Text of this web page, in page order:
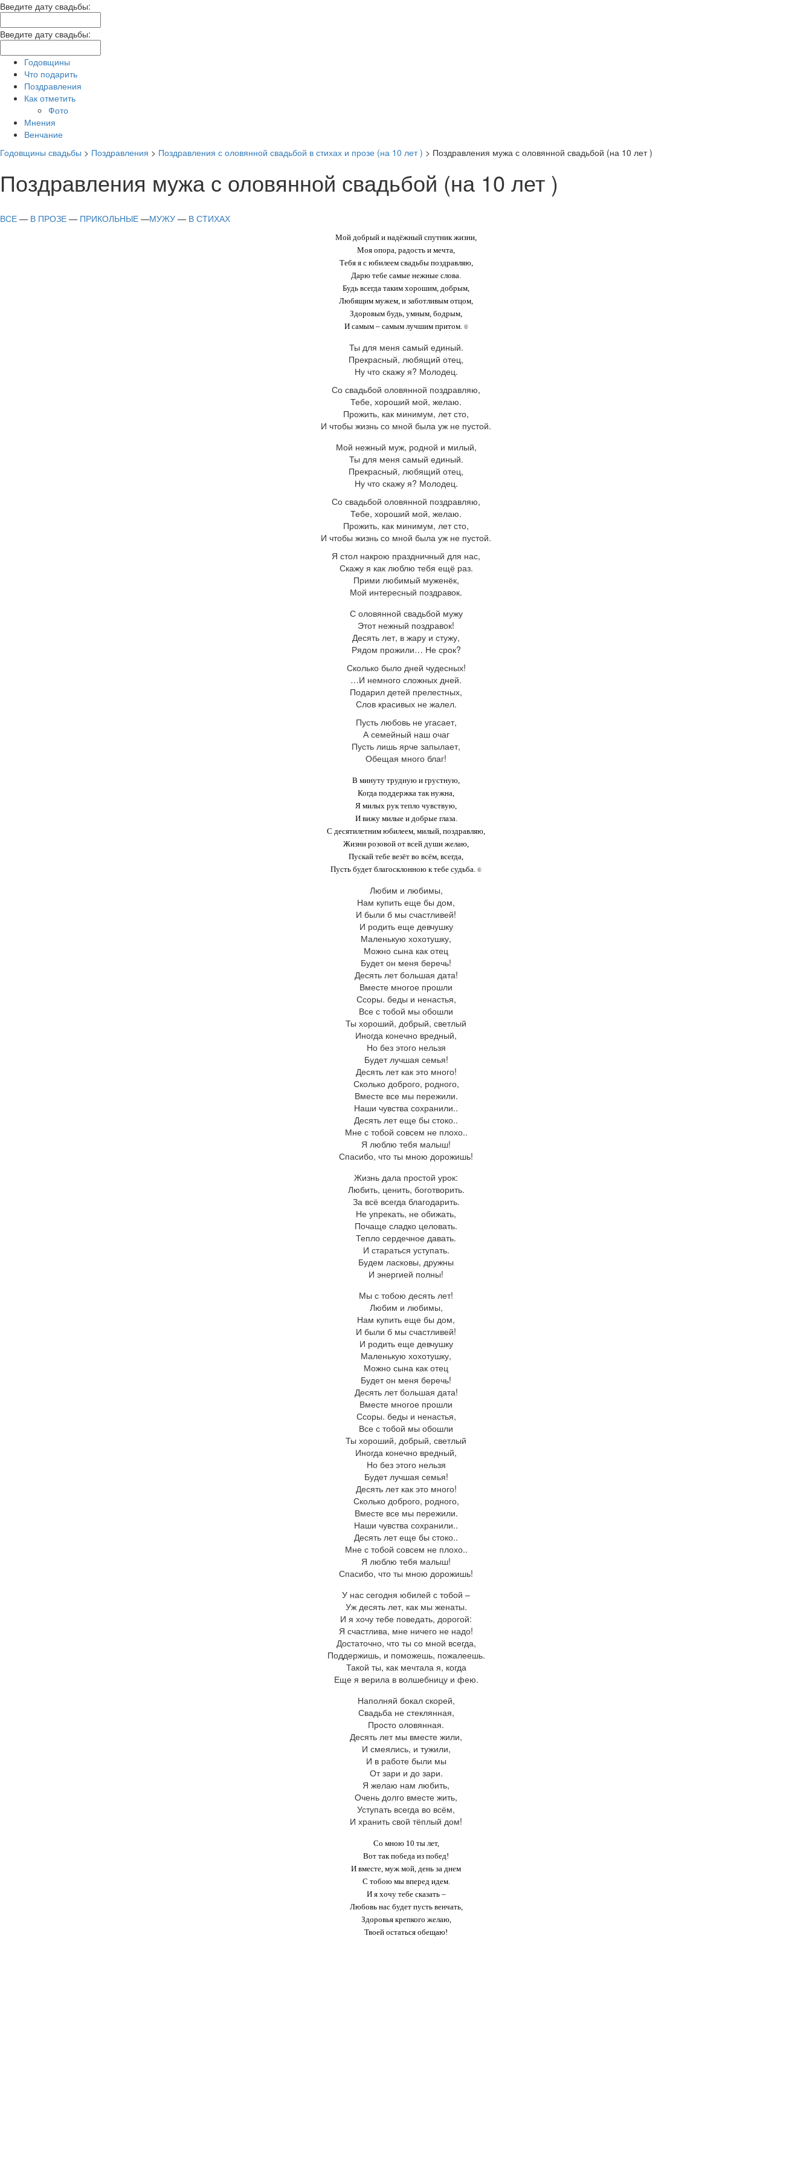
Введите дату свадьбы:
Введите дату свадьбы:
Годовщины
Что подарить
Поздравления
Как отметить
Фото
Мнения
Венчание
Годовщины свадьбы > Поздравления > Поздравления с оловянной свадьбой в стихах и прозе (на 10 лет ) > Поздравления мужа с оловянной свадьбой (на 10 лет )
Поздравления мужа с оловянной свадьбой (на 10 лет )
ВСЕ — В ПРОЗЕ — ПРИКОЛЬНЫЕ —МУЖУ — В СТИХАХ
Мой добрый и надёжный спутник жизни,
Моя опора, радость и мечта,
Тебя я с юбилеем свадьбы поздравляю,
Дарю тебе самые нежные слова.
Будь всегда таким хорошим, добрым,
Любящим мужем, и заботливым отцом,
Здоровым будь, умным, бодрым,
И самым – самым лучшим притом. ©
Ты для меня самый единый.
Прекрасный, любящий отец,
Ну что скажу я? Молодец.
Со свадьбой оловянной поздравляю,
Тебе, хороший мой, желаю.
Прожить, как минимум, лет сто,
И чтобы жизнь со мной была уж не пустой.
Мой нежный муж, родной и милый,
Ты для меня самый единый.
Прекрасный, любящий отец,
Ну что скажу я? Молодец.
Со свадьбой оловянной поздравляю,
Тебе, хороший мой, желаю.
Прожить, как минимум, лет сто,
И чтобы жизнь со мной была уж не пустой.
Я стол накрою праздничный для нас,
Скажу я как люблю тебя ещё раз.
Прими любимый муженёк,
Мой интересный поздравок.
Соловянной свадьбой мужу
Этот нежный поздравок!
Десять лет, в жару и стужу,
Рядом прожили… Не срок?
Сколько было дней чудесных!
…И немного сложных дней.
Подарил детей прелестных,
Слов красивых не жалел.
Пусть любовь не угасает,
А семейный наш очаг
Пусть лишь ярче запылает,
Обещая много благ!
В минуту трудную и грустную,
Когда поддержка так нужна,
Я милых рук тепло чувствую,
И вижу милые и добрые глаза.
С десятилетним юбилеем, милый, поздравляю,
Жизни розовой от всей души желаю,
Пускай тебе везёт во всём, всегда,
Пусть будет благосклонною к тебе судьба. ©
Любим и любимы,
Нам купить еще бы дом,
И были б мы счастливей!
И родить еще девчушку
Маленькую хохотушку,
Можно сына как отец
Будет он меня беречь!
Десять лет большая дата!
Вместе многое прошли
Ссоры. беды и ненастья,
Все с тобой мы обошли
Ты хороший, добрый, светлый
Иногда конечно вредный,
Но без этого нельзя
Будет лучшая семья!
Десять лет как это много!
Сколько доброго, родного,
Вместе все мы пережили.
Наши чувства сохранили..
Десять лет еще бы стоко..
Мне с тобой совсем не плохо..
Я люблю тебя малыш!
Спасибо, что ты мною дорожишь!
Жизнь дала простой урок:
Любить, ценить, боготворить.
За всё всегда благодарить.
Не упрекать, не обижать,
Почаще сладко целовать.
Тепло сердечное давать.
И стараться уступать.
Будем ласковы, дружны
И энергией полны!
Мы с тобою десять лет!
Любим и любимы,
Нам купить еще бы дом,
И были б мы счастливей!
И родить еще девчушку
Маленькую хохотушку,
Можно сына как отец
Будет он меня беречь!
Десять лет большая дата!
Вместе многое прошли
Ссоры. беды и ненастья,
Все с тобой мы обошли
Ты хороший, добрый, светлый
Иногда конечно вредный,
Но без этого нельзя
Будет лучшая семья!
Десять лет как это много!
Сколько доброго, родного,
Вместе все мы пережили.
Наши чувства сохранили..
Десять лет еще бы стоко..
Мне с тобой совсем не плохо..
Я люблю тебя малыш!
Спасибо, что ты мною дорожишь!
У нас сегодня юбилей с тобой –
Уж десять лет, как мы женаты.
И я хочу тебе поведать, дорогой:
Я счастлива, мне ничего не надо!
Достаточно, что ты со мной всегда,
Поддержишь, и поможешь, пожалеешь.
Такой ты, как мечтала я, когда
Еще я верила в волшебницу и фею.
Наполняй бокал скорей,
Свадьба не стеклянная,
Просто оловянная.
Десять лет мы вместе жили,
И смеялись, и тужили,
И в работе были мы
От зари и до зари.
Я желаю нам любить,
Очень долго вместе жить,
Уступать всегда во всём,
И хранить свой тёплый дом!
Со мною 10 ты лет,
Вот так победа из побед!
И вместе, муж мой, день за днем
С тобою мы вперед идем.
И я хочу тебе сказать –
Любовь нас будет пусть венчать,
Здоровья крепкого желаю,
Твоей остаться обещаю!